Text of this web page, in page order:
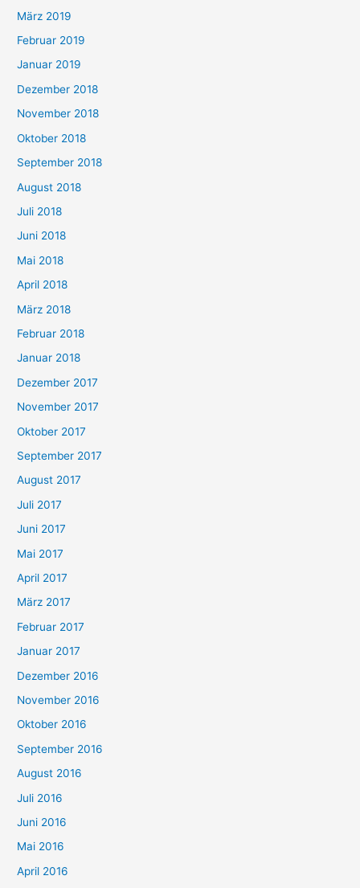
März 2019
Februar 2019
Januar 2019
Dezember 2018
November 2018
Oktober 2018
September 2018
August 2018
Juli 2018
Juni 2018
Mai 2018
April 2018
März 2018
Februar 2018
Januar 2018
Dezember 2017
November 2017
Oktober 2017
September 2017
August 2017
Juli 2017
Juni 2017
Mai 2017
April 2017
März 2017
Februar 2017
Januar 2017
Dezember 2016
November 2016
Oktober 2016
September 2016
August 2016
Juli 2016
Juni 2016
Mai 2016
April 2016